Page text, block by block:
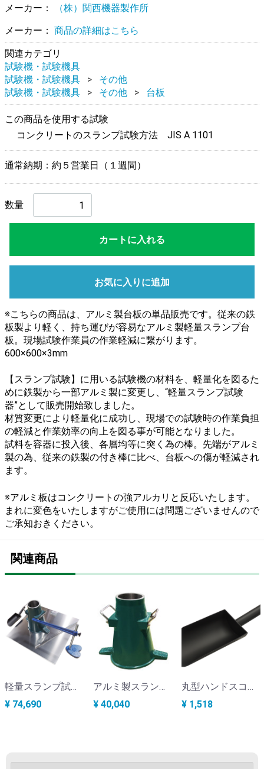
メーカー：
（株）関西機器製作所
メーカー： 商品の詳細はこちら
関連カテゴリ
試験機・試験機具
試験機・試験機具
その他
試験機・試験機具
その他 台板
この商品を使用する試験
コンクリートのスランプ試験方法 JIS A 1101
通常納期：約５営業日（１週間）
数量
カートに入れる
お気に入りに追加
※こちらの商品は、アルミ製台板の単品販売です。従来の鉄
板製より軽く、持ち運びが容易なアルミ製軽量スランプ台
板。現場試験作業員の作業軽減に繋がります。
600×600×3mm
【スランプ試験】に用いる試験機の材料を、軽量化を図るた
めに鉄製から一部アルミ製に変更し、“軽量スランプ試験
器”として販売開始致しました。
材質変更により軽量化に成功し、現場での試験時の作業負担
の軽減と作業効率の向上を図る事が可能となりました。
試料を容器に投入後、各層均等に突く為の棒。先端がアルミ
製の為、従来の鉄製の付き棒に比べ、台板への傷が軽減され
ます。
※アルミ板はコンクリートの強アルカリと反応いたします。
まれに変色をいたしますがご使用には問題ございませんので
ご承知おきください。
関連商品
軽量スランプ試験器 KC-394
¥ 74,690
アルミ製スランプコーン（軽量スランプ試験器）KC-394-1
¥ 40,040
丸型ハンドスコップ（軽量スランプ試験器）KC-394-4
¥ 1,518